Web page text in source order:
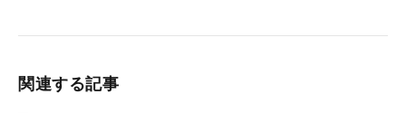
関連する記事